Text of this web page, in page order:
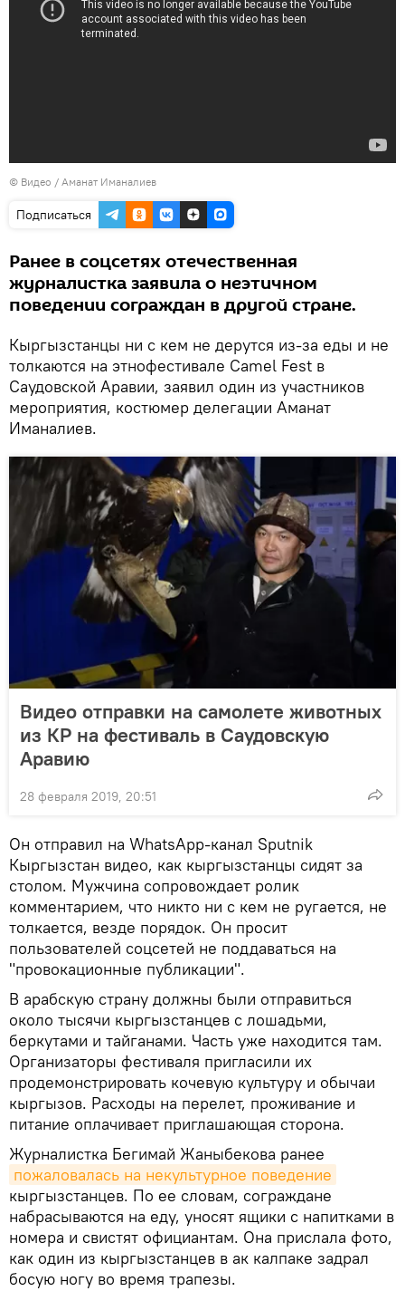
© Видео / Аманат Иманалиев
Подписаться
Ранее в соцсетях отечественная
журналистка заявила о неэтичном
поведении сограждан в другой стране.
Кыргызстанцы ни с кем не дерутся из-за еды и не
толкаются на этнофестивале Camel Fest в
Саудовской Аравии, заявил один из участников
мероприятия, костюмер делегации Аманат
Иманалиев.
Видео отправки на самолете животных
из КР на фестиваль в Саудовскую
Аравию
28 февраля 2019, 20:51
Он отправил на WhatsApp-канал Sputnik
Кыргызстан видео, как кыргызстанцы сидят за
столом. Мужчина сопровождает ролик
комментарием, что никто ни с кем не ругается, не
толкается, везде порядок. Он просит
пользователей соцсетей не поддаваться на
"провокационные публикации".
В арабскую страну должны были отправиться
около тысячи кыргызстанцев с лошадьми,
беркутами и тайганами. Часть уже находится там.
Организаторы фестиваля пригласили их
продемонстрировать кочевую культуру и обычаи
кыргызов. Расходы на перелет, проживание и
питание оплачивает приглашающая сторона.
Журналистка Бегимай Жаныбекова ранее
пожаловалась на некультурное поведение
кыргызстанцев. По ее словам, сограждане
набрасываются на еду, уносят ящики с напитками в
номера и свистят официантам. Она прислала фото,
как один из кыргызстанцев в ак калпаке задрал
босую ногу во время трапезы.